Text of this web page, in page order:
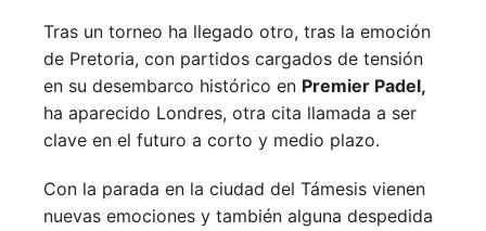
Tras un torneo ha llegado otro, tras la emoción
de Pretoria, con partidos cargados de tensión
en su desembarco histórico en Premier Padel,
ha aparecido Londres, otra cita llamada a ser
clave en el futuro a corto y medio plazo.
Con la parada en la ciudad del Támesis vienen
nuevas emociones y también alguna despedida